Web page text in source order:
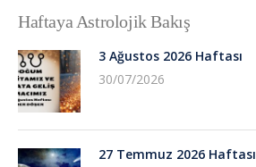
Haftaya Astrolojik Bakış
3 Ağustos 2026 Haftası
30/07/2026
27 Temmuz 2026 Haftası